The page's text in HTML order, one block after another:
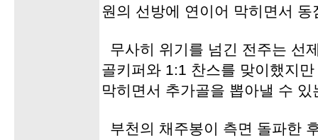
원의 선방에 연이어 막히면서
무사히 위기를 넘긴 전주는 선
골키퍼와 1:1 찬스를 맞이했지
막히면서 추가골을 뽑아낼 수
부천의 채주봉이 측면 돌파한